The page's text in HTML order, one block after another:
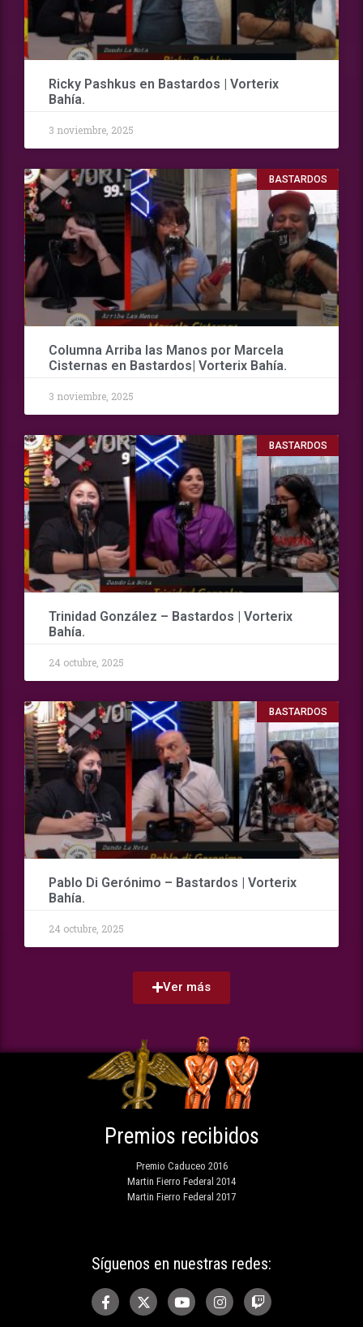
Ricky Pashkus en Bastardos | Vorterix
Bahía.
3 noviembre, 2025
BASTARDOS
Columna Arriba las Manos por Marcela
Cisternas en Bastardos| Vorterix Bahía.
3 noviembre, 2025
BASTARDOS
Trinidad González – Bastardos | Vorterix
Bahía.
24 octubre, 2025
BASTARDOS
Pablo Di Gerónimo – Bastardos | Vorterix
Bahía.
24 octubre, 2025
Ver más
Síguenos en nuestras redes:
Premios recibidos
Premio Caduceo 2016
Martin Fierro Federal 2014
Martin Fierro Federal 2017